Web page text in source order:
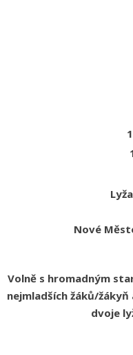
Nové
Volně s hromadným
nejmladších žáků/
dvoje